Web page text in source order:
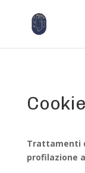
Trattamenti
profilazione